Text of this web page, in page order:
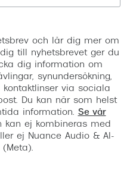
och lär dig mer om
till nyhetsbrevet ger du
dig information om
synundersökning,
kontaktlinser via sociala
Du kan när som helst
information. Se vår
kan ej kombineras med
ej Nuance Audio & AI-